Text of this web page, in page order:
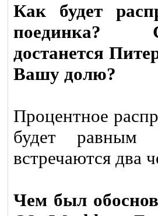
Как будет
поединка?
достанется
Вашу долю?
Процентное
будет
встречаются два
Чем был